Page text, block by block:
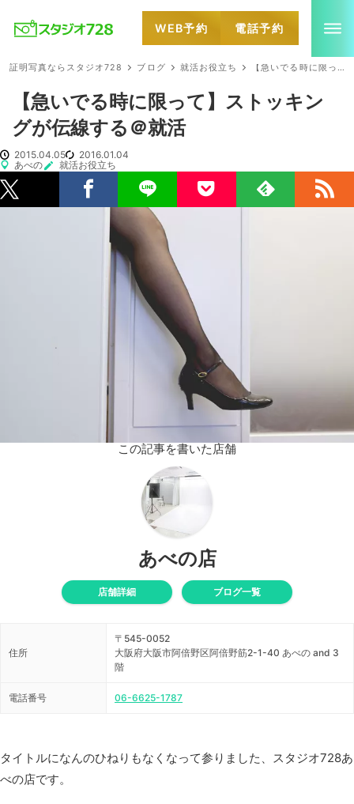
WEB予約 電話予約
証明写真ならスタジオ728 ブログ 就活お役立ち 【急いでる時に限って】ストッキングが伝線する＠就活
【急いでる時に限って】ストッキン
グが伝線する＠就活
2015.04.05
2016.01.04
あべの
就活お役立ち
この記事を書いた店舗
あべの店
店舗詳細 ブログ一覧
住所
〒545-0052
大阪府大阪市阿倍野区阿倍野筋2-1-40 あべの and 3
階
電話番号 06-6625-1787
タイトルになんのひねりもなくなって参りました、スタジオ728あ
べの店です。